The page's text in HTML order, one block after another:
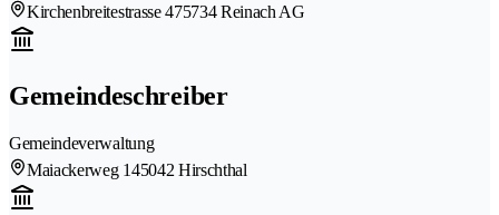
Kirchenbreitestrasse 475734 Reinach AG
Gemeindeschreiber
Gemeindeverwaltung
Maiackerweg 145042 Hirschthal